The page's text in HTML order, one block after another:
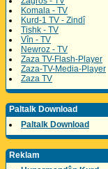
Komala - TV
Kurd-1 TV - Zindî
Tishk - TV
Vîn - TV
Newroz - TV
Zaza TV-Flash-Player
Zaza-TV-Media-Player
Zaza TV
Paltalk Download
Paltalk Download
Reklam